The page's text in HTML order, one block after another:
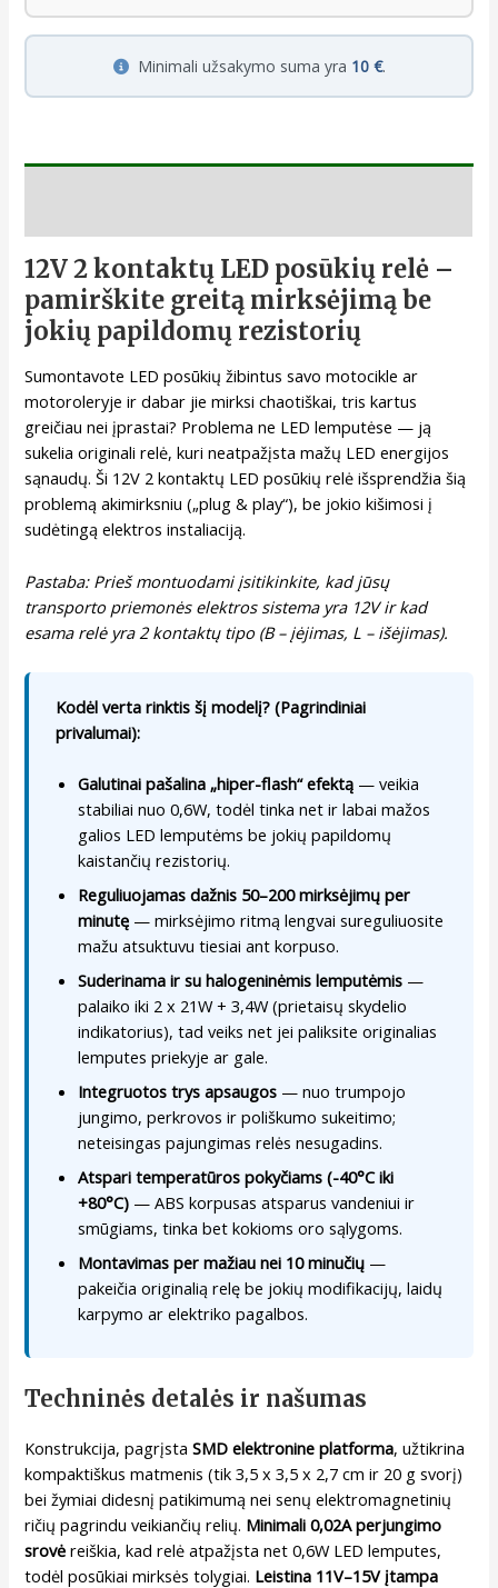
Minimali užsakymo suma yra 10 €.
12V 2 kontaktų LED posūkių relė –
pamirškite greitą mirksėjimą be
jokių papildomų rezistorių
Sumontavote LED posūkių žibintus savo motocikle ar
motoroleryje ir dabar jie mirksi chaotiškai, tris kartus
greičiau nei įprastai? Problema ne LED lemputėse — ją
sukelia originali relė, kuri neatpažįsta mažų LED energijos
sąnaudų. Ši 12V 2 kontaktų LED posūkių relė išsprendžia šią
problemą akimirksniu („plug & play“), be jokio kišimosi į
sudėtingą elektros instaliaciją.
Pastaba: Prieš montuodami įsitikinkite, kad jūsų
transporto priemonės elektros sistema yra 12V ir kad
esama relė yra 2 kontaktų tipo (B – įėjimas, L – išėjimas).
Kodėl verta rinktis šį modelį? (Pagrindiniai
privalumai):
Galutinai pašalina „hiper-flash“ efektą — veikia
stabiliai nuo 0,6W, todėl tinka net ir labai mažos
galios LED lemputėms be jokių papildomų
kaistančių rezistorių.
Reguliuojamas dažnis 50–200 mirksėjimų per
minutę — mirksėjimo ritmą lengvai sureguliuosite
mažu atsuktuvu tiesiai ant korpuso.
Suderinama ir su halogeninėmis lemputėmis —
palaiko iki 2 x 21W + 3,4W (prietaisų skydelio
indikatorius), tad veiks net jei paliksite originalias
lemputes priekyje ar gale.
Integruotos trys apsaugos — nuo trumpojo
jungimo, perkrovos ir poliškumo sukeitimo;
neteisingas pajungimas relės nesugadins.
Atspari temperatūros pokyčiams (-40°C iki
+80°C) — ABS korpusas atsparus vandeniui ir
smūgiams, tinka bet kokioms oro sąlygoms.
Montavimas per mažiau nei 10 minučių —
pakeičia originalią relę be jokių modifikacijų, laidų
karpymo ar elektriko pagalbos.
Techninės detalės ir našumas
Konstrukcija, pagrįstaSMD elektronine platforma, užtikrina
kompaktiškus matmenis (tik 3,5 x 3,5 x 2,7 cm ir 20 g svorį)
bei žymiai didesnį patikimumą nei senų elektromagnetinių
ričių pagrindu veikiančių relių. Minimali 0,02A perjungimo
srovė reiškia, kad relė atpažįsta net 0,6W LED lemputes,
todėl posūkiai mirksės tolygiai. Leistina 11V–15V įtampa